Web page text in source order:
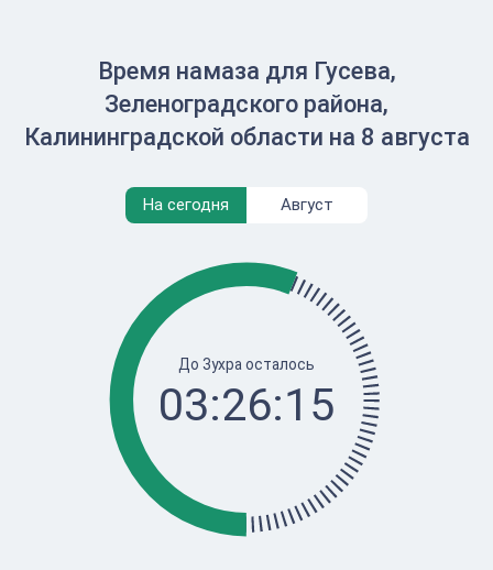
Время намаза для Гусева,
Зеленоградского района,
Калининградской области на 8 августа
На сегодня Август
До Зухра осталось
03:26:15